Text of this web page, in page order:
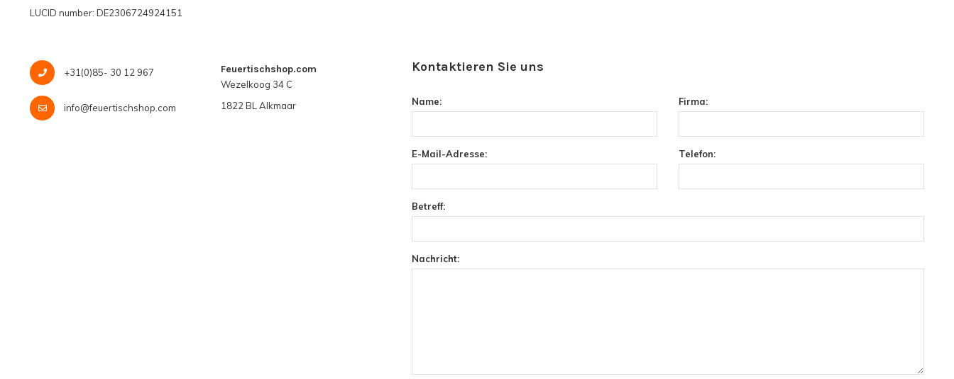
LUCID number: DE2306724924151
+31(0)85- 30 12 967
info@feuertischshop.com
Feuertischshop.com
Wezelkoog 34 C
1822 BL Alkmaar
Kontaktieren Sie uns
Name: Firma:
E-Mail-Adresse: Telefon:
Betreff:
Nachricht: